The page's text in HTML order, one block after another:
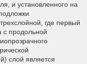
и установленного на
где первый
с продольной
слой является